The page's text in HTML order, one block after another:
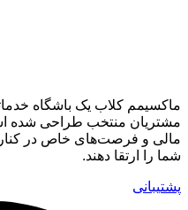
ماکسیمم کلاب یک باشگاه
مشتریان منتخب طراحی شده
مالی و فرصت‌های خاص در
شما را ارتقا دهند.
پشتیبانی